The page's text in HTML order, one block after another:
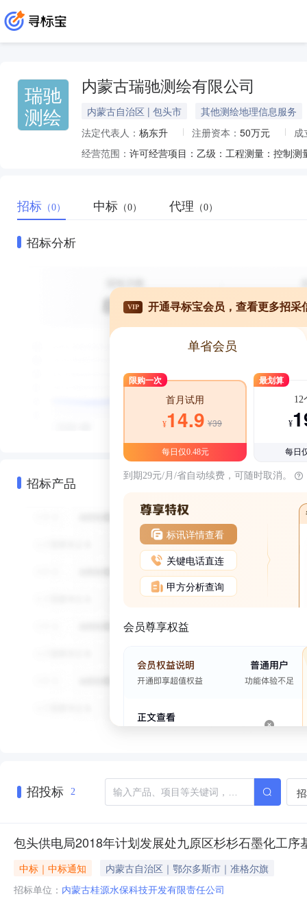
瑞驰
测绘
内蒙古瑞驰测绘有限公司
内蒙古自治区 | 包头市
其他测绘地理信息服务
法定代表人： 杨东升 注册资本： 50万元
成
经营范围：
招标 （0） 中标 （0） 代理 （0）
招标分析
招标产品
VIP 开通寻标宝会员，查看更多招采
单省会员
限购一次
首月试用
¥14.9 ¥39
每日仅0.48元
最划算
12
¥
每日
到期29元/月/省自动续费，可随时取消。
标讯详情查看
关键电话直连
甲方分析查询
会员尊享权益
招投标 2
包头供电局2018年计划发展处九原区杉杉石墨化工
中标｜中标通知
内蒙古自治区｜鄂尔多斯市｜准格尔旗
招标单位： 内蒙古桂源水保科技开发有限责任公司